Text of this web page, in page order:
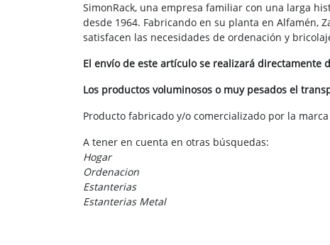
SimonRack, una empresa familiar con una larga
desde 1964. Fabricando en su planta en Alfamén,
satisfacen las necesidades de ordenación y
El envío de este artículo se realizará directamente
Los productos voluminosos o muy pesados el
Producto fabricado y/o comercializado por la marca
A tener en cuenta en otras búsquedas:
Hogar
Ordenacion
Estanterias
Estanterias Metal